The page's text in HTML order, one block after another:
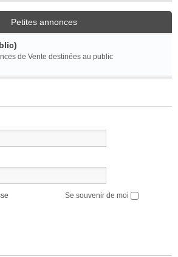
Petites annonces
de Vente destinées au public
Se souvenir de moi